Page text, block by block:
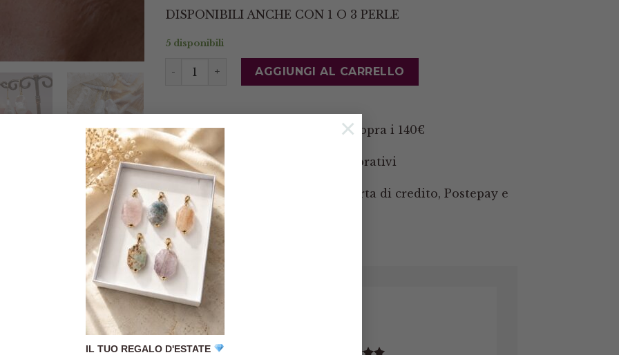
IL TUO REGALO D'ESTATE
×
DISPONIBILI ANCHE CON 1 O 3 PERLE
5 disponibili
Orecchini 2 Perle Barocche Argento 925 PL oro quantità
AGGIUNGI AL CARRELLO
Spedizione gratuita in Italia sopra i 140€
Spedizione entro 3 giorni lavorativi
Pagamenti tramite Paypal, Carta di credito, Postepay e
Scalapay
Resi entro 14 giorni